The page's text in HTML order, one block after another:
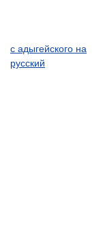
с адыгейского на
русский